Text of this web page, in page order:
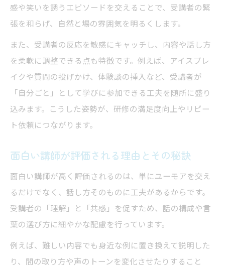
感や笑いを誘うエピソードを交えることで、受講者の緊
張を和らげ、自然と場の雰囲気を明るくします。
また、受講者の反応を敏感にキャッチし、内容や話し方
を柔軟に調整できる点も特徴です。例えば、アイスブレ
イクや質問の投げかけ、体験談の挿入など、受講者が
「自分ごと」として学びに参加できる工夫を随所に盛り
込みます。こうした姿勢が、研修の満足度向上やリピー
ト依頼につながります。
面白い講師が評価される理由とその秘訣
面白い講師が高く評価されるのは、単にユーモアを交え
るだけでなく、話し方そのものに工夫があるからです。
受講者の「理解」と「共感」を促すため、話の構成や言
葉の選び方に細やかな配慮を行っています。
例えば、難しい内容でも身近な例に置き換えて説明した
り、間の取り方や声のトーンを変化させたりすること